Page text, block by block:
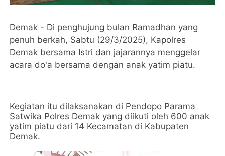
Demak - Di penghujung bulan Ramadhan yang
penuh berkah, Sabtu (29/3/2025), Kapolres
Demak bersama Istri dan jajarannya menggelar
acara do'a bersama dengan anak yatim piatu.
Kegiatan itu dilaksanakan di Pendopo Parama
Satwika Polres Demak yang diikuti oleh 600 anak
yatim piatu dari 14 Kecamatan di Kabupaten
Demak.